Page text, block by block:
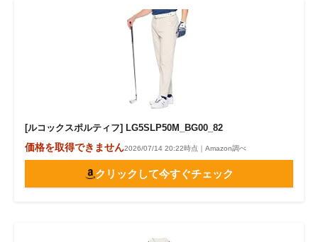
[ルコックスポルティフ] LG5SLP50M_BG00_82
価格を取得できません2026/07/14 20:22時点｜Amazon調べ
クリックして今すぐチェック